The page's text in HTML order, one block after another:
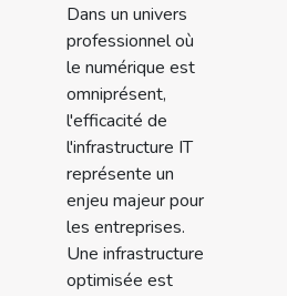
Dans un univers
professionnel où
le numérique est
omniprésent,
l'efficacité de
l'infrastructure IT
représente un
enjeu majeur pour
les entreprises.
Une infrastructure
optimisée est